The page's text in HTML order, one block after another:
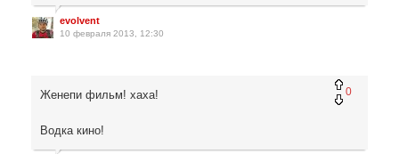
evolvent
10 февраля 2013, 12:30
0
Женепи фильм! хаха!
Водка кино!